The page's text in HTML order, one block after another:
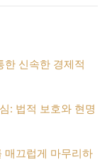
한 신속한 경제적
: 법적 보호와 현명
매끄럽게 마무리하